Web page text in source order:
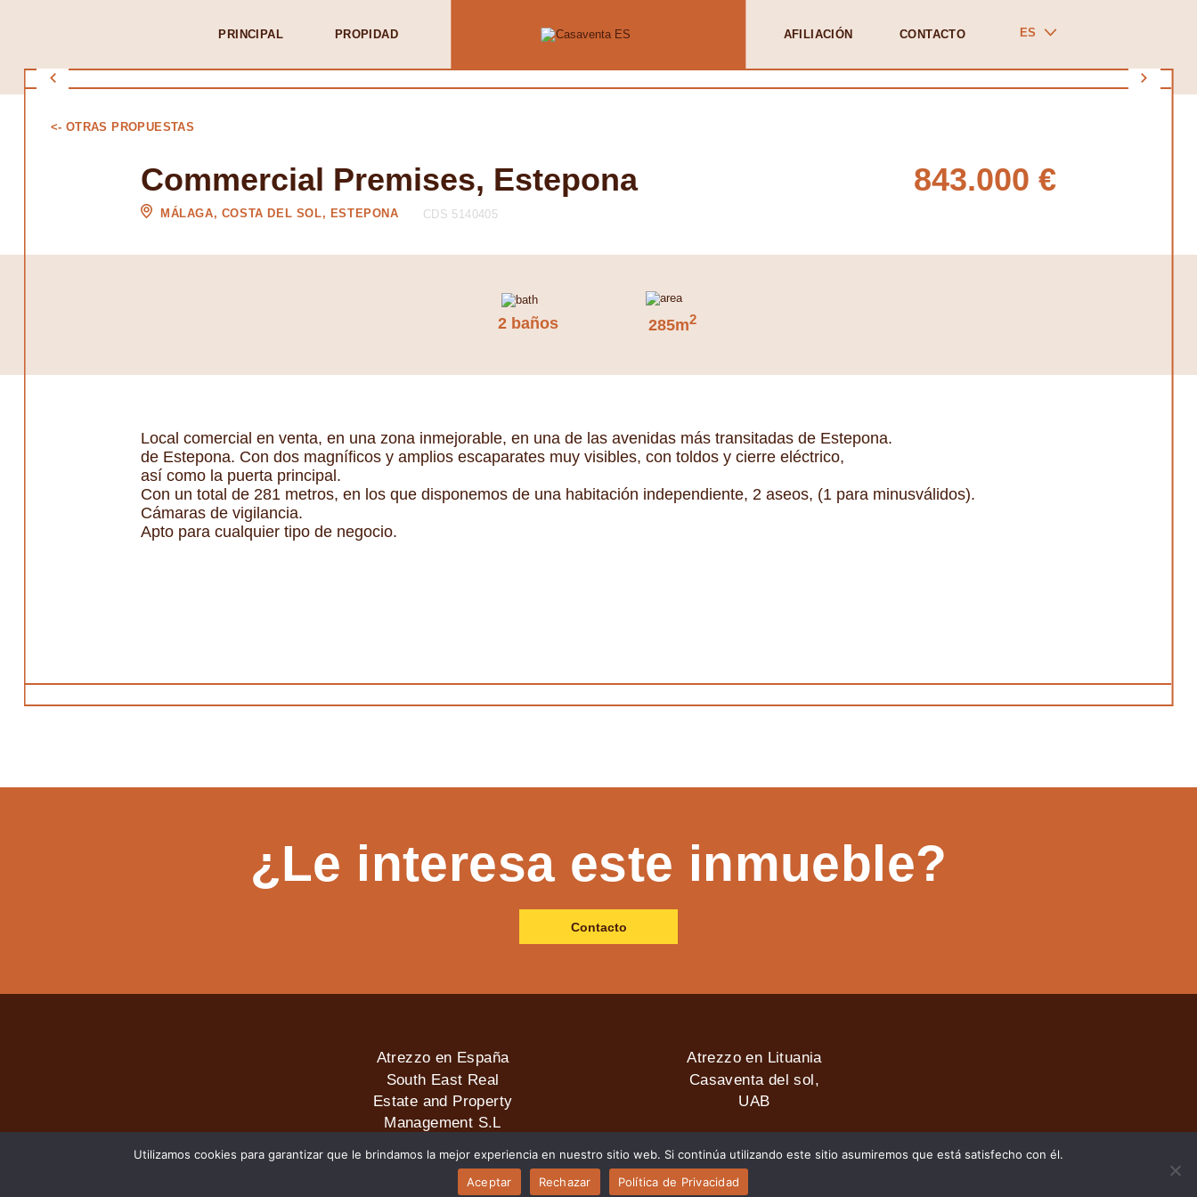
PRINCIPAL PROPIDAD AFILIACIÓN CONTACTO ES
<- OTRAS PROPUESTAS
Commercial Premises, Estepona
MÁLAGA, COSTA DEL SOL, ESTEPONA CDS 5140405
843.000 €
2 baños 285m2
Local comercial en venta, en una zona inmejorable, en una de las avenidas más transitadas de Estepona.
de Estepona. Con dos magníficos y amplios escaparates muy visibles, con toldos y cierre eléctrico,
así como la puerta principal.
Con un total de 281 metros, en los que disponemos de una habitación independiente, 2 aseos, (1 para minusválidos).
Cámaras de vigilancia.
Apto para cualquier tipo de negocio.
¿Le interesa este inmueble?
Contacto
Atrezzo en España
South East Real
Estate and Property
Management S.L
Atrezzo en Lituania
Casaventa del sol,
UAB
2026 © Casaventa del sol
Utilizamos cookies para garantizar que le brindamos la mejor experiencia en nuestro sitio web. Si continúa utilizando este sitio asumiremos que está satisfecho con él.
Aceptar
Rechazar Política de Privacidad